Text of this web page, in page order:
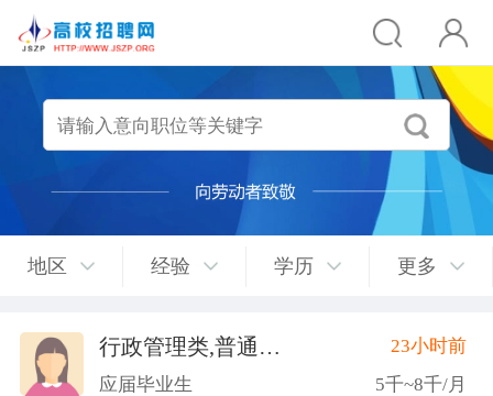
地区 经验 学历 更多
行政管理类,普通教师类
23小时前
应届毕业生
5千~8千/月